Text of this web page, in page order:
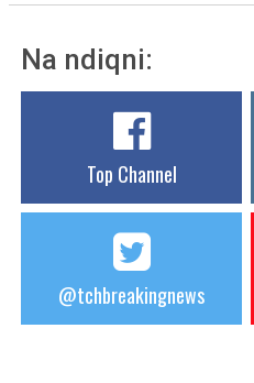
Na ndiqni:
Top Channel
@tchbreakingnews